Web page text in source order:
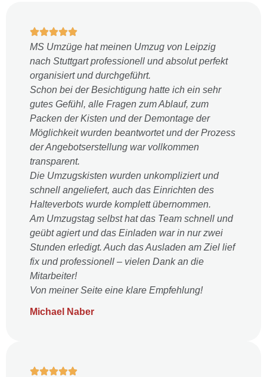
MS Umzüge hat meinen Umzug von Leipzig
nach Stuttgart professionell und absolut perfekt
organisiert und durchgeführt.
Schon bei der Besichtigung hatte ich ein sehr
gutes Gefühl, alle Fragen zum Ablauf, zum
Packen der Kisten und der Demontage der
Möglichkeit wurden beantwortet und der Prozess
der Angebotserstellung war vollkommen
transparent.
Die Umzugskisten wurden unkompliziert und
schnell angeliefert, auch das Einrichten des
Halteverbots wurde komplett übernommen.
Am Umzugstag selbst hat das Team schnell und
geübt agiert und das Einladen war in nur zwei
Stunden erledigt. Auch das Ausladen am Ziel lief
fix und professionell – vielen Dank an die
Mitarbeiter!
Von meiner Seite eine klare Empfehlung!
Michael Naber